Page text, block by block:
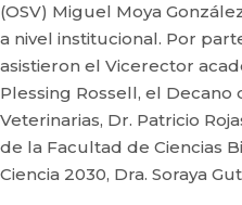
(OSV) Miguel Moya
a nivel institucional. Por
asistieron el Vicerector
Plessing Rossell, el Decano
Veterinarias, Dr. Patricio
de la Facultad de Ciencias
Ciencia 2030, Dra. Soraya